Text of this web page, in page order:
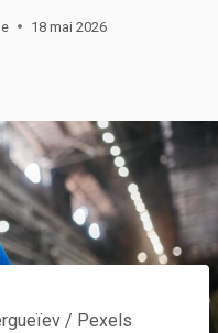
18 mai 2026
/ Pexels